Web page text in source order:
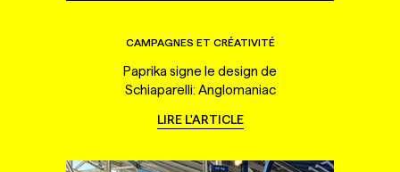
CAMPAGNES ET CRÉATIVITÉ
Paprika signe le design de
Schiaparelli: Anglomaniac
LIRE L'ARTICLE